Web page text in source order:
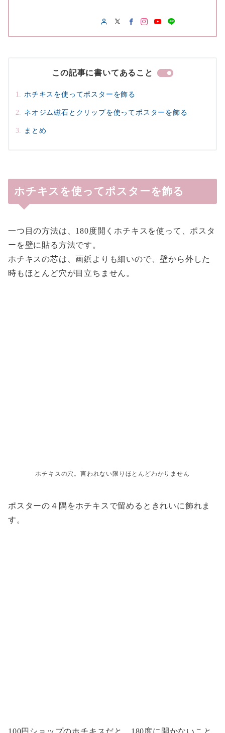
この記事に書いてあること
ホチキスを使ってポスターを飾る
ネオジム磁石とクリップを使ってポスターを飾る
まとめ
ホチキスを使ってポスターを飾る
一つ目の方法は、180度開くホチキスを使って、ポスタ
ーを壁に貼る方法です。
ホチキスの芯は、画鋲よりも細いので、壁から外した
時もほとんど穴が目立ちません。
ホチキスの穴。言われない限りほとんどわかりません
ポスターの４隅をホチキスで留めるときれいに飾れま
す。
100円ショップのホチキスだと、180度に開かないこと